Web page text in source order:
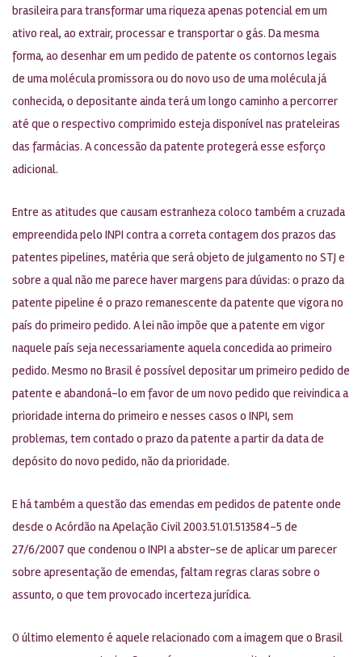
brasileira para transformar uma riqueza apenas potencial em um
ativo real, ao extrair, processar e transportar o gás. Da mesma
forma, ao desenhar em um pedido de patente os contornos legais
de uma molécula promissora ou do novo uso de uma molécula já
conhecida, o depositante ainda terá um longo caminho a percorrer
até que o respectivo comprimido esteja disponível nas prateleiras
das farmácias. A concessão da patente protegerá esse esforço
adicional.
Entre as atitudes que causam estranheza coloco também a cruzada
empreendida pelo INPI contra a correta contagem dos prazos das
patentes pipelines, matéria que será objeto de julgamento no STJ e
sobre a qual não me parece haver margens para dúvidas: o prazo da
patente pipeline é o prazo remanescente da patente que vigora no
país do primeiro pedido. A lei não impõe que a patente em vigor
naquele país seja necessariamente aquela concedida ao primeiro
pedido. Mesmo no Brasil é possível depositar um primeiro pedido de
patente e abandoná-lo em favor de um novo pedido que reivindica a
prioridade interna do primeiro e nesses casos o INPI, sem
problemas, tem contado o prazo da patente a partir da data de
depósito do novo pedido, não da prioridade.
E há também a questão das emendas em pedidos de patente onde
desde o Acórdão na Apelação Civil 2003.51.01.513584-5 de
27/6/2007 que condenou o INPI a abster-se de aplicar um parecer
sobre apresentação de emendas, faltam regras claras sobre o
assunto, o que tem provocado incerteza jurídica.
O último elemento é aquele relacionado com a imagem que o Brasil